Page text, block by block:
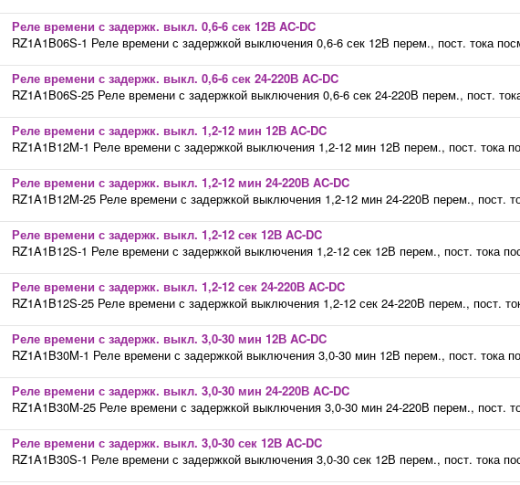
Реле времени с задержк. выкл. 0,6-6 сек 12В AC-DC
RZ1A1B06S-1 Реле времени с задержкой выключения 0,6-6 сек 12В перем., пост. тока
Реле времени с задержк. выкл. 0,6-6 сек 24-220В AC-DC
RZ1A1B06S-25 Реле времени с задержкой выключения 0,6-6 сек 24-220В перем., пост.
Реле времени с задержк. выкл. 1,2-12 мин 12В AC-DC
RZ1A1B12M-1 Реле времени с задержкой выключения 1,2-12 мин 12В перем., пост. тока
Реле времени с задержк. выкл. 1,2-12 мин 24-220В AC-DC
RZ1A1B12M-25 Реле времени с задержкой выключения 1,2-12 мин 24-220В перем., пост.
Реле времени с задержк. выкл. 1,2-12 сек 12В AC-DC
RZ1A1B12S-1 Реле времени с задержкой выключения 1,2-12 сек 12В перем., пост. тока
Реле времени с задержк. выкл. 1,2-12 сек 24-220В AC-DC
RZ1A1B12S-25 Реле времени с задержкой выключения 1,2-12 сек 24-220В перем., пост.
Реле времени с задержк. выкл. 3,0-30 мин 12В AC-DC
RZ1A1B30M-1 Реле времени с задержкой выключения 3,0-30 мин 12В перем., пост. тока
Реле времени с задержк. выкл. 3,0-30 мин 24-220В AC-DC
RZ1A1B30M-25 Реле времени с задержкой выключения 3,0-30 мин 24-220В перем., пост.
Реле времени с задержк. выкл. 3,0-30 сек 12В AC-DC
RZ1A1B30S-1 Реле времени с задержкой выключения 3,0-30 сек 12В перем., пост. тока